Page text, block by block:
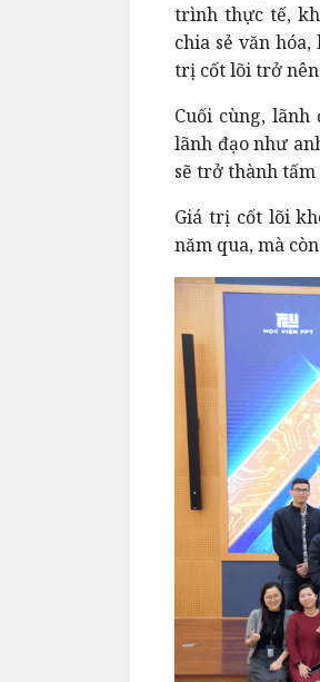
trình thực tế,
chia sẻ văn
trị cốt lõi trở nên
Cuối cùng,
lãnh đạo như
sẽ trở thành
Giá trị cốt lõi
năm qua, mà